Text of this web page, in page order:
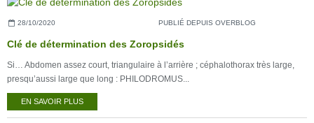
28/10/2020 PUBLIÉ DEPUIS OVERBLOG
Clé de détermination des Zoropsidés
Si… Abdomen assez court, triangulaire à l’arrière ; céphalothorax très large,
presqu’aussi large que long : PHILODROMUS...
EN SAVOIR PLUS